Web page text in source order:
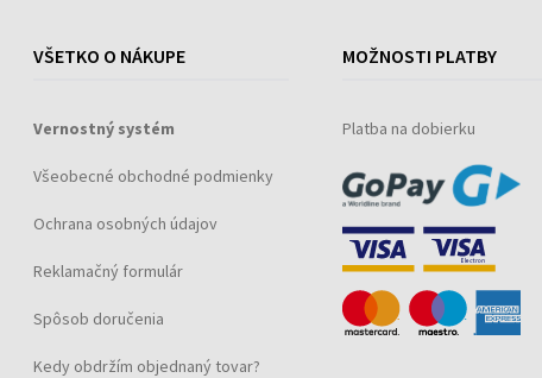
VŠETKO O NÁKUPE
Vernostný systém
Všeobecné obchodné podmienky
Ochrana osobných údajov
Reklamačný formulár
Spôsob doručenia
Kedy obdržím objednaný tovar?
MOŽNOSTI PLATBY
Platba na dobierku